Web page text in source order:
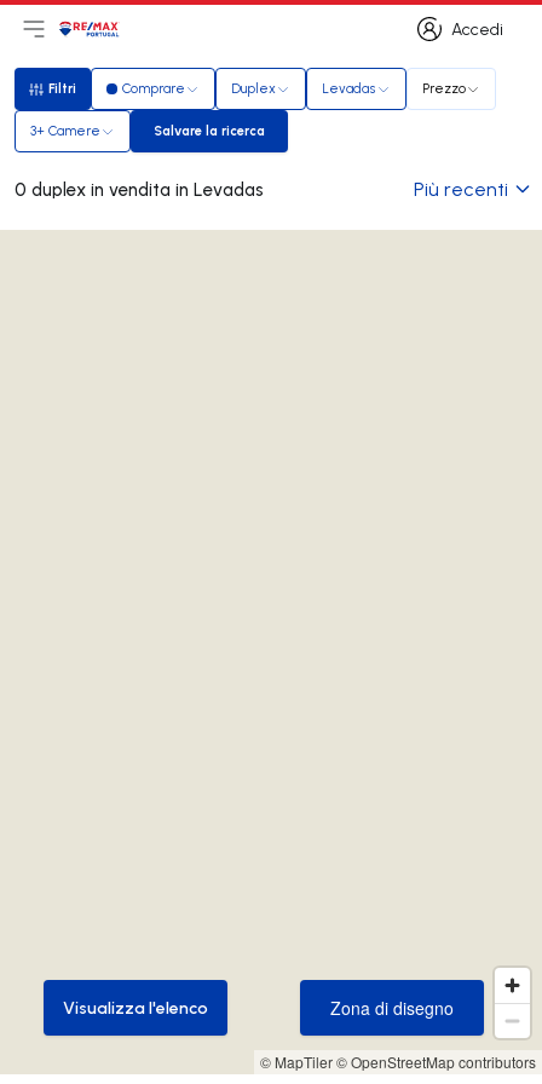
Accedi
Accedi
Apri il menu principale
LogoVai alla homepage
Filtri
Filtri Comprare Duplex Levadas Prezzo
3+ Camere Salvare la ricerca
Salvare la ricerca
0 duplex in vendita in Levadas Più recenti
© MapTiler© OpenStreetMap contributors
Zona di disegno
Zona di disegno
Visualizza l'elenco
Visualizza l'elenco